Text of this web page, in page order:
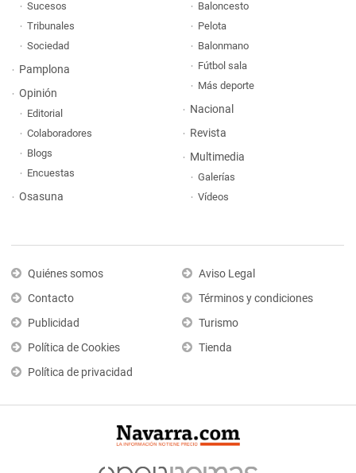
Sucesos
Tribunales
Sociedad
Pamplona
Opinión
Editorial
Colaboradores
Blogs
Encuestas
Osasuna
Baloncesto
Pelota
Balonmano
Fútbol sala
Más deporte
Nacional
Revista
Multimedia
Galerías
Vídeos
Quiénes somos
Contacto
Publicidad
Política de Cookies
Política de privacidad
Aviso Legal
Términos y condiciones
Turismo
Tienda